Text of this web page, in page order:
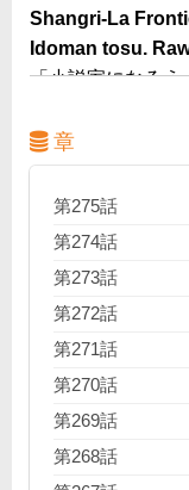
Shangri-La
Idoman tosu.
「小説家になろう
ズ！“クソゲー”
に挑んだのは、総
ャングリラ・フ
広がる世界。そ
る最高のゲーム冒
章
第275話
第274話
第273話
第272話
第271話
第270話
第269話
第268話